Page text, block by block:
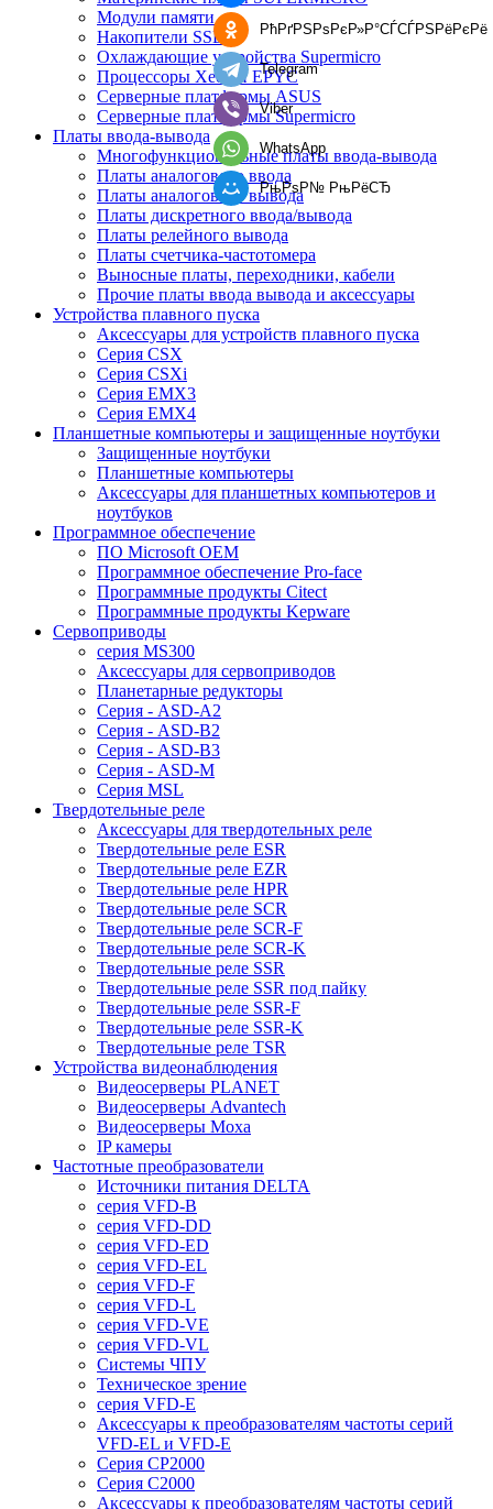
Модули памяти
Накопители SSD
Охлаждающие устройства Supermicro
Процессоры Xeon и EPYC
Серверные платформы ASUS
Серверные платформы Supermicro
Платы ввода-вывода
Многофункциональные платы ввода-вывода
Платы аналогового ввода
Платы аналогового вывода
Платы дискретного ввода/вывода
Платы релейного вывода
Платы счетчика-частотомера
Выносные платы, переходники, кабели
Прочие платы ввода вывода и аксессуары
Устройства плавного пуска
Аксессуары для устройств плавного пуска
Серия CSX
Серия CSXi
Серия EMX3
Серия EMX4
Планшетные компьютеры и защищенные ноутбуки
Защищенные ноутбуки
Планшетные компьютеры
Аксессуары для планшетных компьютеров и
ноутбуков
Программное обеспечение
ПО Microsoft OEM
Программное обеспечение Pro-face
Программные продукты Citect
Программные продукты Kepware
Сервоприводы
серия MS300
Аксессуары для сервоприводов
Планетарные редукторы
Серия - ASD-A2
Серия - ASD-B2
Серия - ASD-B3
Серия - ASD-M
Серия MSL
Твердотельные реле
Аксессуары для твердотельных реле
Твердотельные реле ESR
Твердотельные реле EZR
Твердотельные реле HPR
Твердотельные реле SCR
Твердотельные реле SCR-F
Твердотельные реле SCR-K
Твердотельные реле SSR
Твердотельные реле SSR под пайку
Твердотельные реле SSR-F
Твердотельные реле SSR-K
Твердотельные реле TSR
Устройства видеонаблюдения
Видеосерверы PLANET
Видеосерверы Advantech
Видеосерверы Moxa
IP камеры
Частотные преобразователи
Источники питания DELTA
серия VFD-B
серия VFD-DD
серия VFD-ED
серия VFD-EL
серия VFD-F
серия VFD-L
серия VFD-VE
серия VFD-VL
Системы ЧПУ
Техническое зрение
серия VFD-E
Аксессуары к преобразователям частоты серий
VFD-EL и VFD-E
Серия CP2000
Серия C2000
Аксессуары к преобразователям частоты серий
РћРґРЅРѕРєР»Р°СЃСЃРЅРёРєРё
Telegram
Viber
WhatsApp
РњРѕР№ РњРёСЂ